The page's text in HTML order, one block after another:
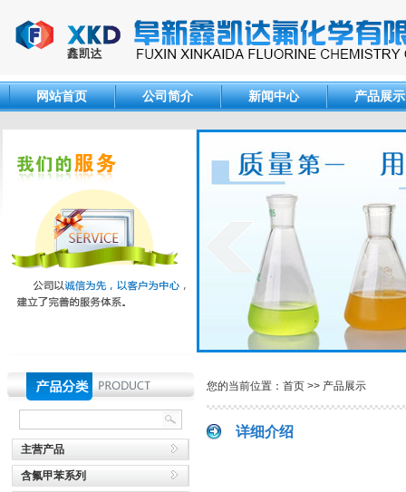
网站首页 公司简介 新闻中心 产品展示
主营产品
含氟甲苯系列
您的当前位置： 首页 >> 产品展示
详细介绍